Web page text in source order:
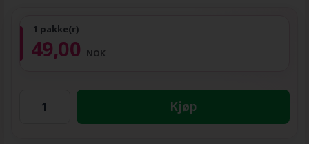
1 pakke(r)
49,00 NOK
Kjøp